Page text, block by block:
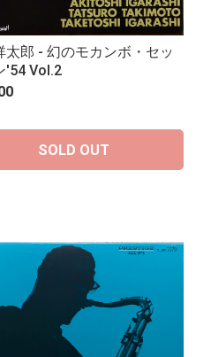
太郎 - 幻のモカンボ・セッ
'54 Vol.2
SOLD OUT